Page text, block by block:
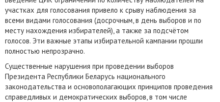
участках для голосования привело к срыву наблюдения за
всеми видами голосования (досрочным, в день выборов и по
месту нахождения избирателей), а также за подсчётом
голосов. Эти важные этапы избирательной кампании прошли
полностью непрозрачно.
Существенные нарушения при проведении выборов
Президента Республики Беларусь национального
законодательства и основополагающих принципов проведения
справедливых и демократических выборов, в том числе